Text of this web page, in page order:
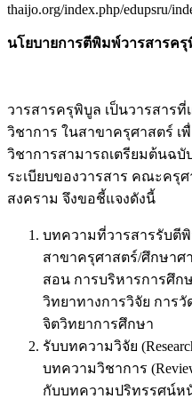
thaijo.org/index.php/edupsru/
นโยบายการตีพิมพ์วารสารค
วารสารครุพิบูล เป็นวารสาร
วิชาการ ในสาขาครุศาสตร์ เ
วิชาการสามารถเตรียมต้นฉบั
ระเบียบของวารสาร คณะครุ
สงคราม จึงขอชี้แจงดังนี้
บทความที่วารสารรับตี
สาขาครุศาสตร์/ศึกษาศ
สอน การบริหารการศึก
วิทยาทางการวิจัย การ
จิตวิทยาการศึกษา
รับบทความวิจัย
บทความวิชาการ
กับบทความปริทรรศน์หนั